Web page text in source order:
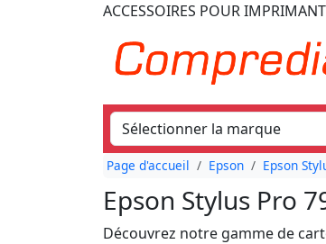
ACCESSOIRES POUR
Page d'accueil Epson Epson
Epson Stylus Pro
Découvrez notre gamme de